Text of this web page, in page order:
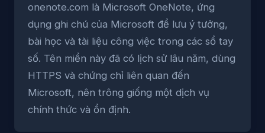
onenote.com là Microsoft OneNote, ứng
dụng ghi chú của Microsoft để lưu ý tưởng,
bài học và tài liệu công việc trong các sổ tay
số. Tên miền này đã có lịch sử lâu năm, dùng
HTTPS và chứng chỉ liên quan đến
Microsoft, nên trông giống một dịch vụ
chính thức và ổn định.